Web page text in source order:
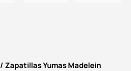
/ Zapatillas Yumas Madelein